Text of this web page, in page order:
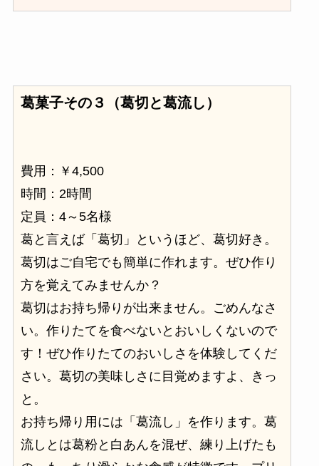
葛菓子その３（葛切と葛流し）
費用：￥4,500
時間：2時間
定員：4～5名様
葛と言えば「葛切」というほど、葛切好き。
葛切はご自宅でも簡単に作れます。ぜひ作り
方を覚えてみませんか？
葛切はお持ち帰りが出来ません。ごめんなさ
い。作りたてを食べないとおいしくないので
す！ぜひ作りたてのおいしさを体験してくだ
さい。葛切の美味しさに目覚めますよ、きっ
と。
お持ち帰り用には「葛流し」を作ります。葛
流しとは葛粉と白あんを混ぜ、練り上げたも